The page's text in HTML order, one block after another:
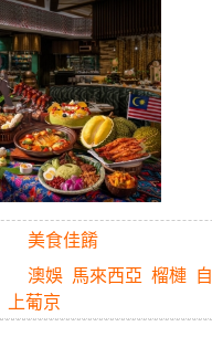
美食佳餚
澳娛 馬來西亞 榴槤
上葡京